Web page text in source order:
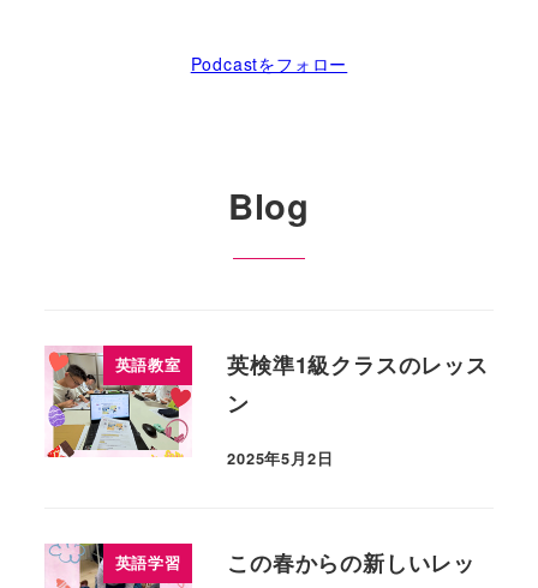
Podcastをフォロー
Blog
英語教室
英検準1級クラスのレッス
ン
2025年5月2日
英語学習
この春からの新しいレッ